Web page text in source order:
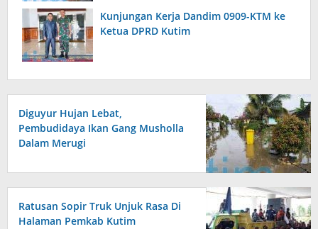
Kunjungan Kerja Dandim 0909-KTM ke
Ketua DPRD Kutim
Diguyur Hujan Lebat,
Pembudidaya Ikan Gang Musholla
Dalam Merugi
Ratusan Sopir Truk Unjuk Rasa Di
Halaman Pemkab Kutim